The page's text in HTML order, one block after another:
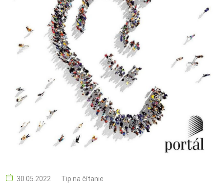
30.05.2022 Tip na čítanie